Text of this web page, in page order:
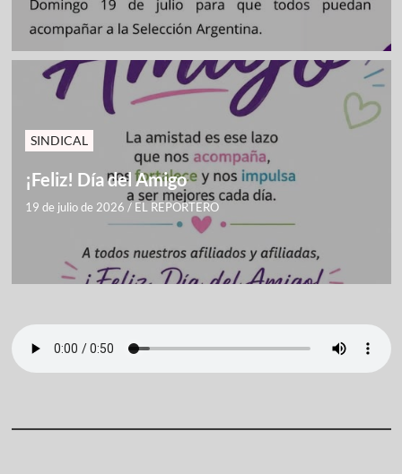
SINDICAL
¡Feliz! Día del Amigo
19 de julio de 2026 / EL REPORTERO